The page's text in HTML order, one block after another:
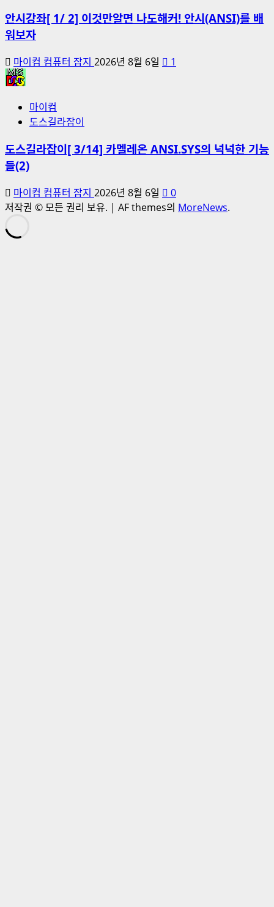
안시강좌[ 1/ 2] 이것만알면 나도해커! 안시(ANSI)를 배
워보자
마이컴 컴퓨터 잡지 2026년 8월 6일 1
마이컴
도스길라잡이
도스길라잡이[ 3/14] 카멜레온 ANSI.SYS의 넉넉한 기능
들(2)
마이컴 컴퓨터 잡지 2026년 8월 6일
0
저작권 © 모든 권리 보유. | AF themes의 MoreNews.